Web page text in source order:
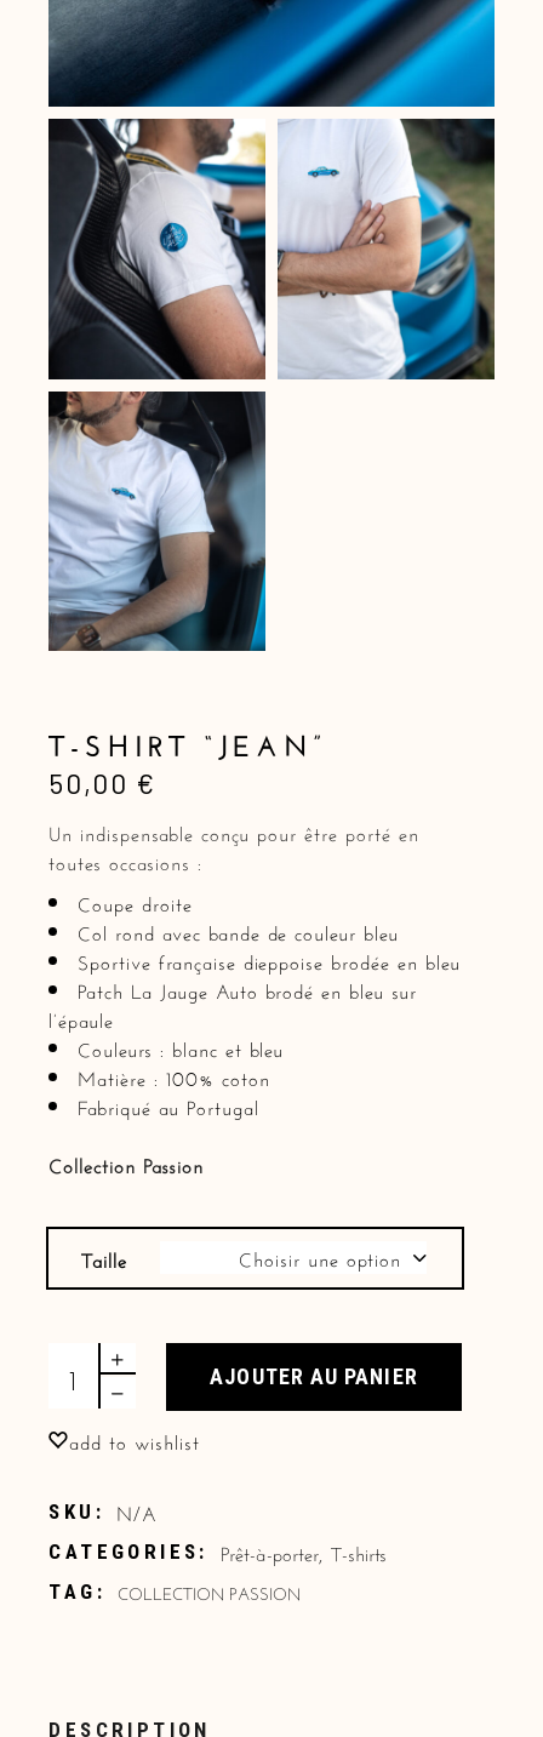
T-SHIRT “JEAN”
50,00 €
Un indispensable conçu pour être porté en
toutes occasions :
Coupe droite
Col rond avec bande de couleur bleu
Sportive française dieppoise brodée en bleu
Patch La Jauge Auto brodé en bleu sur
l’épaule
Couleurs : blanc et bleu
Matière : 100% coton
Fabriqué au Portugal
Collection Passion
Taille Choisir une option
T-shirt "Jean" quantity
AJOUTER AU PANIER
add to wishlist
SKU: N/A
CATEGORIES: Prêt-à-porter, T-shirts
TAG: COLLECTION PASSION
DESCRIPTION